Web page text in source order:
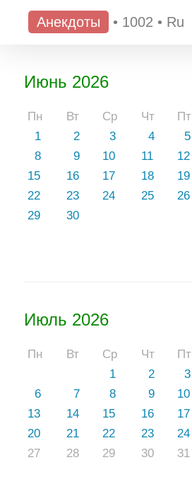
Анекдоты • 1002 • Ru
Июнь 2026
Пн Вт Ср Чт Пт
1
2 3 4 5
8
9 10 11 12
15
16 17 18 19
22
23 24 25 26
29
30
Июль 2026
Пн Вт Ср Чт Пт
1
2 3
6
7 8 9 10
13
14 15 16 17
20
21 22 23 24
27
28 29 30 31